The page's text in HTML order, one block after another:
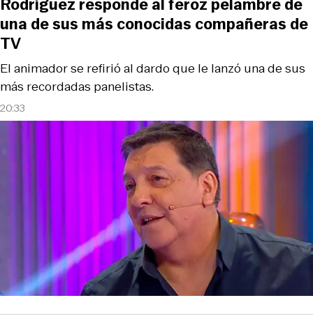
20:33
El animador se refirió al dardo que le lanzó una de sus
más recordadas panelistas.
una de sus más conocidas compañeras de
TV